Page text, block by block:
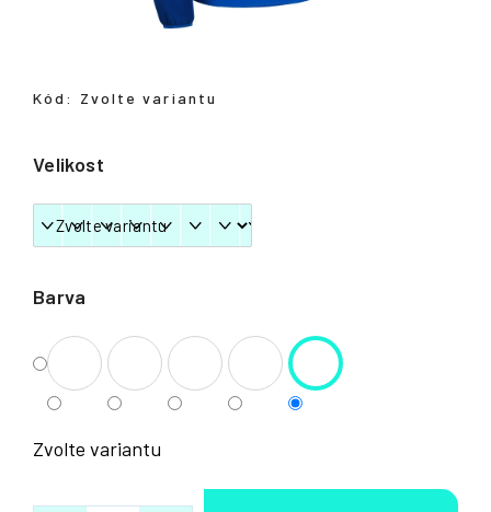
Barva
Velikost
Zvolte variantu
Kód: Zvolte variantu